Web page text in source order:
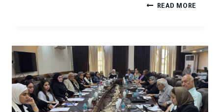
READ MORE أسرار
في
العراق:
الدليل
الذي
يبحث